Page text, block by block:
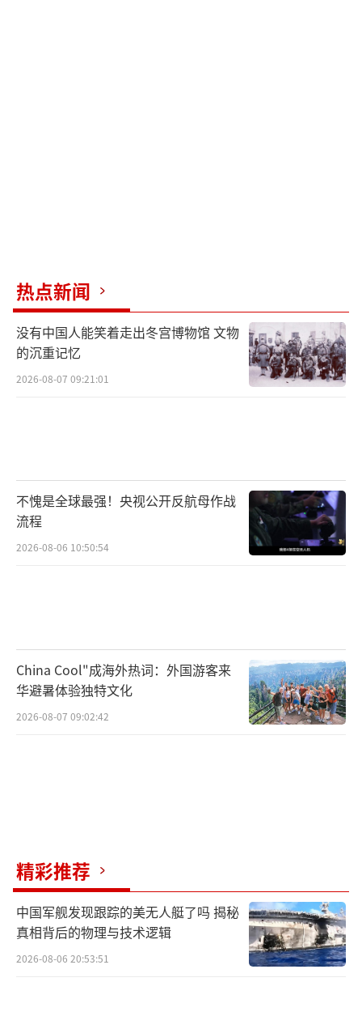
热点新闻
没有中国人能笑着走出冬宫博物馆 文物
的沉重记忆
2026-08-07 09:21:01
不愧是全球最强！央视公开反航母作战
流程
2026-08-06 10:50:54
China Cool"成海外热词：外国游客来
华避暑体验独特文化
2026-08-07 09:02:42
精彩推荐
中国军舰发现跟踪的美无人艇了吗 揭秘
真相背后的物理与技术逻辑
2026-08-06 20:53:51